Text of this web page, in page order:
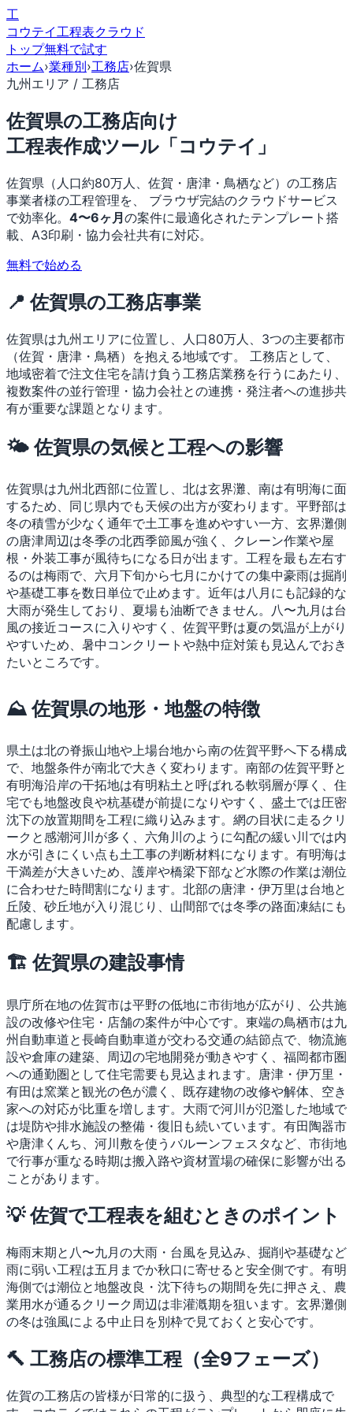
工
コウテイ工程表クラウド
トップ無料で試す
ホーム›業種別›工務店›佐賀県
九州エリア / 工務店
佐賀県の工務店向け
工程表作成ツール「コウテイ」
佐賀県（人口約80万人、佐賀・唐津・鳥栖など）の工務店
事業者様の工程管理を、 ブラウザ完結のクラウドサービス
で効率化。 4〜6ヶ月の案件に最適化されたテンプレート搭
載、A3印刷・協力会社共有に対応。
無料で始める
📍 佐賀県の工務店事業
佐賀県は九州エリアに位置し、人口80万人、3つの主要都市
（佐賀・唐津・鳥栖）を抱える地域です。 工務店として、
地域密着で注文住宅を請け負う工務店業務を行うにあたり、
複数案件の並行管理・協力会社との連携・発注者への進捗共
有が重要な課題となります。
🌤 佐賀県の気候と工程への影響
佐賀県は九州北西部に位置し、北は玄界灘、南は有明海に面
するため、同じ県内でも天候の出方が変わります。平野部は
冬の積雪が少なく通年で土工事を進めやすい一方、玄界灘側
の唐津周辺は冬季の北西季節風が強く、クレーン作業や屋
根・外装工事が風待ちになる日が出ます。工程を最も左右す
るのは梅雨で、六月下旬から七月にかけての集中豪雨は掘削
や基礎工事を数日単位で止めます。近年は八月にも記録的な
大雨が発生しており、夏場も油断できません。八〜九月は台
風の接近コースに入りやすく、佐賀平野は夏の気温が上がり
やすいため、暑中コンクリートや熱中症対策も見込んでおき
たいところです。
⛰ 佐賀県の地形・地盤の特徴
県土は北の脊振山地や上場台地から南の佐賀平野へ下る構成
で、地盤条件が南北で大きく変わります。南部の佐賀平野と
有明海沿岸の干拓地は有明粘土と呼ばれる軟弱層が厚く、住
宅でも地盤改良や杭基礎が前提になりやすく、盛土では圧密
沈下の放置期間を工程に織り込みます。網の目状に走るクリ
ークと感潮河川が多く、六角川のように勾配の緩い川では内
水が引きにくい点も土工事の判断材料になります。有明海は
干満差が大きいため、護岸や橋梁下部など水際の作業は潮位
に合わせた時間割になります。北部の唐津・伊万里は台地と
丘陵、砂丘地が入り混じり、山間部では冬季の路面凍結にも
配慮します。
🏗 佐賀県の建設事情
県庁所在地の佐賀市は平野の低地に市街地が広がり、公共施
設の改修や住宅・店舗の案件が中心です。東端の鳥栖市は九
州自動車道と長崎自動車道が交わる交通の結節点で、物流施
設や倉庫の建築、周辺の宅地開発が動きやすく、福岡都市圏
への通勤圏として住宅需要も見込まれます。唐津・伊万里・
有田は窯業と観光の色が濃く、既存建物の改修や解体、空き
家への対応が比重を増します。大雨で河川が氾濫した地域で
は堤防や排水施設の整備・復旧も続いています。有田陶器市
や唐津くんち、河川敷を使うバルーンフェスタなど、市街地
で行事が重なる時期は搬入路や資材置場の確保に影響が出る
ことがあります。
💡 佐賀で工程表を組むときのポイント
梅雨末期と八〜九月の大雨・台風を見込み、掘削や基礎など
雨に弱い工程は五月までか秋口に寄せると安全側です。有明
海側では潮位と地盤改良・沈下待ちの期間を先に押さえ、農
業用水が通るクリーク周辺は非灌漑期を狙います。玄界灘側
の冬は強風による中止日を別枠で見ておくと安心です。
🔨 工務店の標準工程（全9フェーズ）
佐賀の工務店の皆様が日常的に扱う、典型的な工程構成で